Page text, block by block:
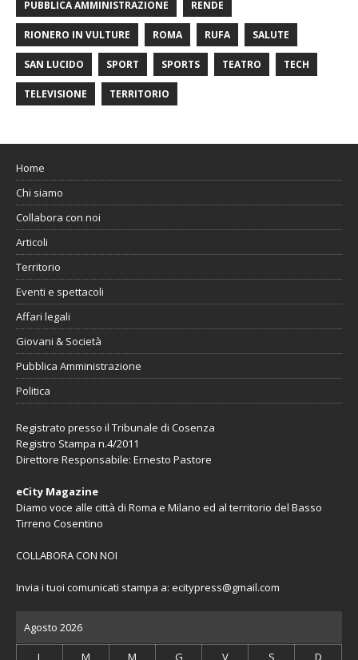
PUBBLICA AMMINISTRAZIONE RENDE
RIONERO IN VULTURE ROMA RUFA SALUTE
SAN LUCIDO SPORT SPORTS TEATRO TECH
TELEVISIONE TERRITORIO
Home
Chi siamo
Collabora con noi
Articoli
Territorio
Eventi e spettacoli
Affari legali
Giovani & Società
Pubblica Amministrazione
Politica
Registrato presso il Tribunale di Cosenza
Registro Stampa n.4/2011
Direttore Responsabile: Ernesto Pastore
eCity Magazine
Diamo voce alle città di Roma e Milano ed al territorio del Basso
Tirreno Cosentino
COLLABORA CON NOI
Invia i tuoi comunicati stampa a: ecitypress@gmail.com
Agosto 2026
L M M G V S D